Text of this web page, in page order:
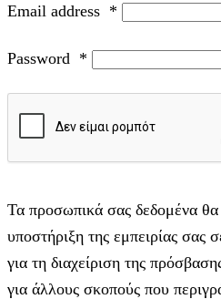
Email address *
Password *
Τα προσωπικά σας δεδομένα θα
υποστήριξη της εμπειρίας σας
για τη διαχείριση της
για άλλους σκοπούς που